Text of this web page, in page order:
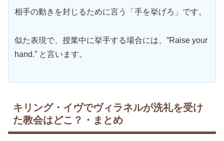
相手の動きを封じるために言う「手を挙げろ」です。
似た表現で、授業中に挙手する場合には、”Raise your
hand.” と言います。
キリング・イヴでヴィラネルが洗礼を受け
た教会はどこ？・まとめ